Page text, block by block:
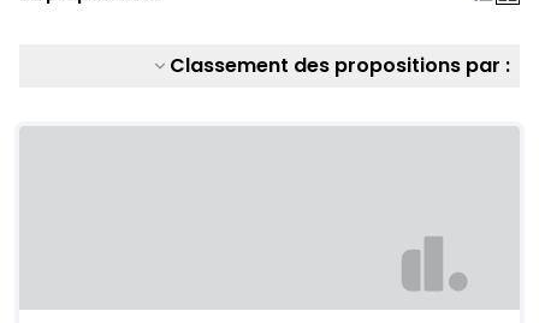
Classement des propositions par :